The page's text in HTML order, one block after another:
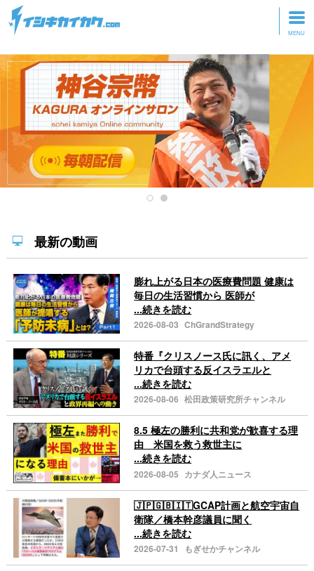
トップページ
動画を見る
記事を読む
セミナーに参加
研修・ツアーに参加
最新の動画
膨れ上がる日本の医療費問題 健康は
毎日の生活習慣から 医師が
...続きを読む
2026-08-03 ChGrandStrategy
特番『クリスノース氏に訊く、アメ
リカで台頭する反イスラエルと
...続きを読む
2026-08-06 松田政策研究所チャンネル
8.5 極左の勝利に共和党が歓喜する理
由 米国を救う救世主に
...続きを読む
2026-08-05 カナダ人ニュース
🇯🇵🇬🇧🇮🇹GCAP計画と航空宇宙自
衛隊／橋本幹彦議員に聞く
...続きを読む
2026-07-31 もぎせかチャンネル